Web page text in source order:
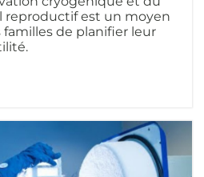
reproductif est un moyen
de planifier leur